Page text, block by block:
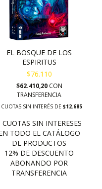
EL BOSQUE DE LOS
ESPIRITUS
$76.110
$62.410,20 CON
TRANSFERENCIA
SIN INTERÉS DE $12.685